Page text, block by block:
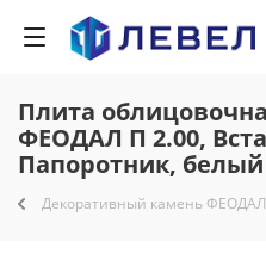
Плита
ФЕОДАЛ П 2.00,
Папоротник, белый
Декоративный камень ФЕОДАЛ